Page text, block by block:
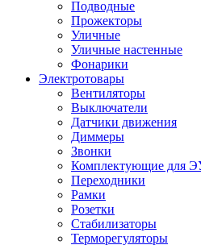
Подводные
Прожекторы
Уличные
Уличные настенные
Фонарики
Электротовары
Вентиляторы
Выключатели
Датчики движения
Диммеры
Звонки
Комплектующие для
Переходники
Рамки
Розетки
Стабилизаторы
Терморегуляторы